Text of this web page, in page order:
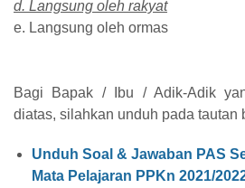
d. Langsung oleh rakyat
e. Langsung oleh ormas
Bagi Bapak / Ibu / Adik-Adik
diatas, silahkan unduh pada tautan
Unduh Soal & Jawaban PAS
Mata Pelajaran PPKn 2021/